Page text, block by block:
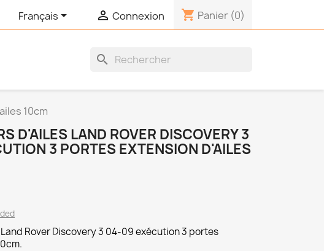
Français  Connexion shopping_cart Panier (0)
search
10cm
D'AILES LAND ROVER DISCOVERY 3
3 PORTES EXTENSION D'AILES
Rover Discovery 3 04-09 exécution 3 portes